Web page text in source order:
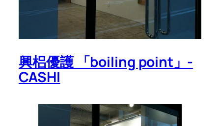
興梠優護 「boiling point」-
CASHI